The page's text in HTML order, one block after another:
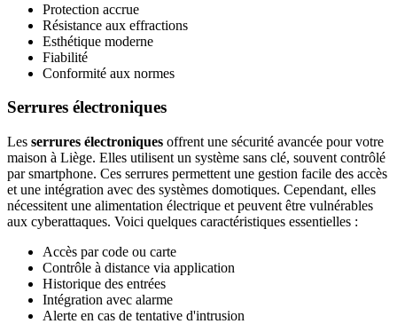
Protection accrue
Résistance aux effractions
Esthétique moderne
Fiabilité
Conformité aux normes
Serrures électroniques
Les serrures électroniques offrent une sécurité avancée pour votre
maison à Liège. Elles utilisent un système sans clé, souvent contrôlé
par smartphone. Ces serrures permettent une gestion facile des accès
et une intégration avec des systèmes domotiques. Cependant, elles
nécessitent une alimentation électrique et peuvent être vulnérables
aux cyberattaques. Voici quelques caractéristiques essentielles :
Accès par code ou carte
Contrôle à distance via application
Historique des entrées
Intégration avec alarme
Alerte en cas de tentative d'intrusion